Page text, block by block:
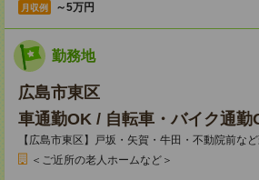
月収例 ～5万円
勤務地
広島市東区
車通勤OK / 自転車・バイク通勤
【広島市東区】戸坂・矢賀・牛田・不動院前な
＜ご近所の老人ホームなど＞